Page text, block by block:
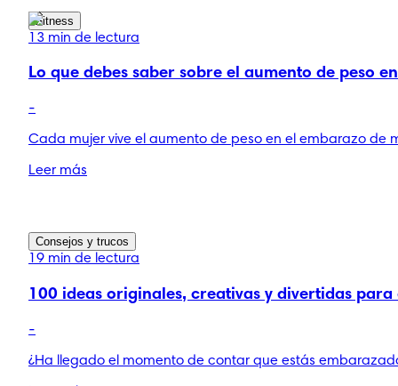
Fitness
13 min de lectura
Lo que debes saber sobre el aumento de peso
-
Cada mujer vive el aumento de peso en el embarazo
Leer más
Consejos y trucos
19 min de lectura
100 ideas originales, creativas y divertidas
-
¿Ha llegado el momento de contar que estás